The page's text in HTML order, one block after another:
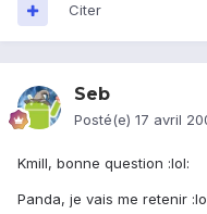
Citer
Seb
Posté(e) 17 avril
Kmill, bonne question :lol:
Panda, je vais me retenir